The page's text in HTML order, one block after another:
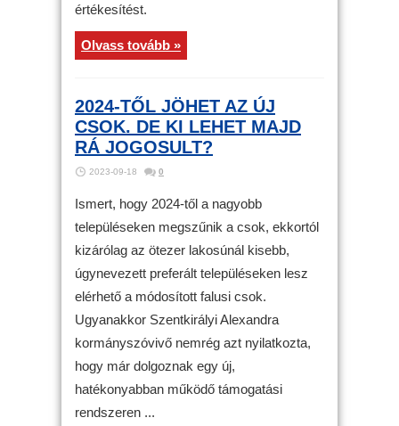
értékesítést.
Olvass tovább »
2024-TŐL JÖHET AZ ÚJ
CSOK. DE KI LEHET MAJD
RÁ JOGOSULT?
2023-09-18 0
Ismert, hogy 2024-től a nagyobb
településeken megszűnik a csok, ekkortól
kizárólag az ötezer lakosúnál kisebb,
úgynevezett preferált településeken lesz
elérhető a módosított falusi csok.
Ugyanakkor Szentkirályi Alexandra
kormányszóvivő nemrég azt nyilatkozta,
hogy már dolgoznak egy új,
hatékonyabban működő támogatási
rendszeren ...